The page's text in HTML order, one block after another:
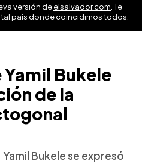
versión deelsalvador.com . Te
país donde coincidimos todos.
Bukele
de la
Bukele se expresó